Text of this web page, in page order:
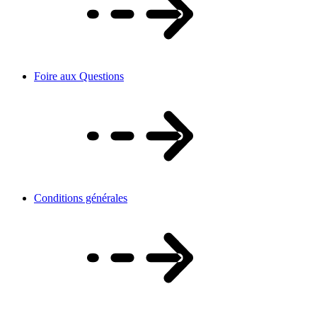
Foire aux Questions
Conditions générales